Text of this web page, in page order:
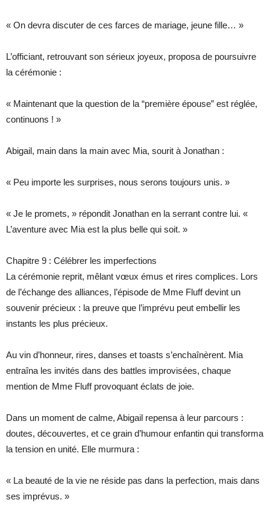
« On devra discuter de ces farces de mariage, jeune fille… »
L’officiant, retrouvant son sérieux joyeux, proposa de poursuivre
la cérémonie :
« Maintenant que la question de la “première épouse” est réglée,
continuons ! »
Abigail, main dans la main avec Mia, sourit à Jonathan :
« Peu importe les surprises, nous serons toujours unis. »
« Je le promets, » répondit Jonathan en la serrant contre lui. «
L’aventure avec Mia est la plus belle qui soit. »
Chapitre 9 : Célébrer les imperfections
La cérémonie reprit, mêlant vœux émus et rires complices. Lors
de l’échange des alliances, l’épisode de Mme Fluff devint un
souvenir précieux : la preuve que l’imprévu peut embellir les
instants les plus précieux.
Au vin d’honneur, rires, danses et toasts s’enchaînèrent. Mia
entraîna les invités dans des battles improvisées, chaque
mention de Mme Fluff provoquant éclats de joie.
Dans un moment de calme, Abigail repensa à leur parcours :
doutes, découvertes, et ce grain d’humour enfantin qui transforma
la tension en unité. Elle murmura :
« La beauté de la vie ne réside pas dans la perfection, mais dans
ses imprévus. »